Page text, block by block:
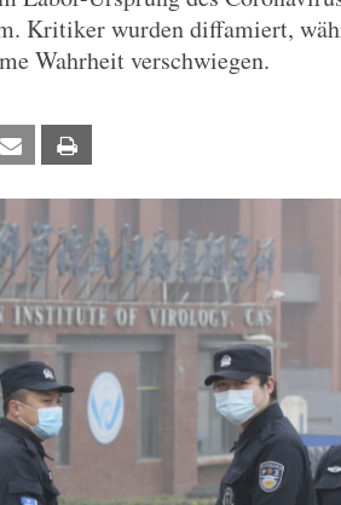
Kritiker wurden diffamiert,
Wahrheit verschwiegen.
Email